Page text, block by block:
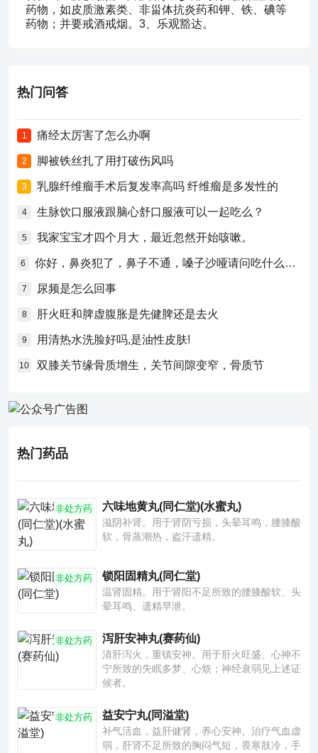
药物，如皮质激素类、非甾体抗炎药和钾、铁、碘等
药物；并要戒酒戒烟。3、乐观豁达。
热门问答
1 痛经太厉害了怎么办啊
2 脚被铁丝扎了用打破伤风吗
3 乳腺纤维瘤手术后复发率高吗 纤维瘤是多发性的
4 生脉饮口服液跟脑心舒口服液可以一起吃么？
5 我家宝宝才四个月大，最近忽然开始咳嗽。
6 你好，鼻炎犯了，鼻子不通，嗓子沙哑请问吃什么药比较好？
7 尿频是怎么回事
8 肝火旺和脾虚腹胀是先健脾还是去火
9 用清热水洗脸好吗,是油性皮肤!
10 双膝关节缘骨质增生，关节间隙变窄，骨质节
热门药品
非处方药 六味地黄丸(同仁堂)(水蜜丸)
滋阴补肾。用于肾阴亏损，头晕耳鸣，腰膝酸
软，骨蒸潮热，盗汗遗精。
非处方药 锁阳固精丸(同仁堂)
温肾固精。用于肾阳不足所致的腰膝酸软、头
晕耳鸣、遗精早泄。
非处方药 泻肝安神丸(赛药仙)
清肝泻火，重镇安神。用于肝火旺盛、心神不
宁所致的失眠多梦、心烦；神经衰弱见上述证
候者。
非处方药 益安宁丸(同溢堂)
补气活血，益肝健肾，养心安神。治疗气血虚
弱，肝肾不足所致的胸闷气短，畏寒肢冷，手